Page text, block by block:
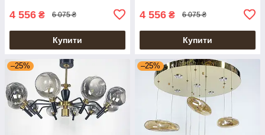
4 556 ₴ 6 075 ₴
Купити
4 556 ₴ 6 075 ₴
Купити
–25% –25%